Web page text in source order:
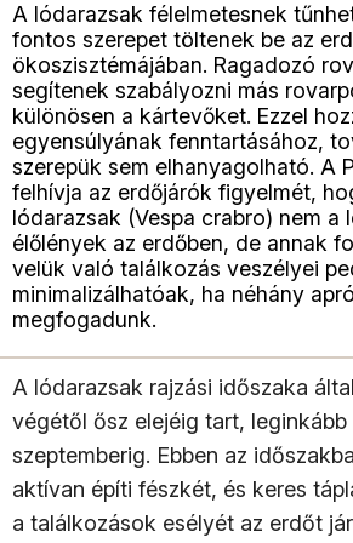
A lódarazsak félelmetesnek
fontos szerepet töltenek be az
ökoszisztémájában. Ragadozó
segítenek szabályozni más
különösen a kártevőket. Ezzel
egyensúlyának fenntartásához,
szerepük sem elhanyagolható. A
felhívja az erdőjárók figyelmét,
lódarazsak (Vespa crabro) nem a
élőlények az erdőben, de annak
velük való találkozás veszélyei
minimalizálhatóak, ha néhány
megfogadunk.
A lódarazsak rajzási időszaka
végétől ősz elejéig tart, leginkább
szeptemberig. Ebben az
aktívan építi fészkét, és keres
a találkozások esélyét az erdőt